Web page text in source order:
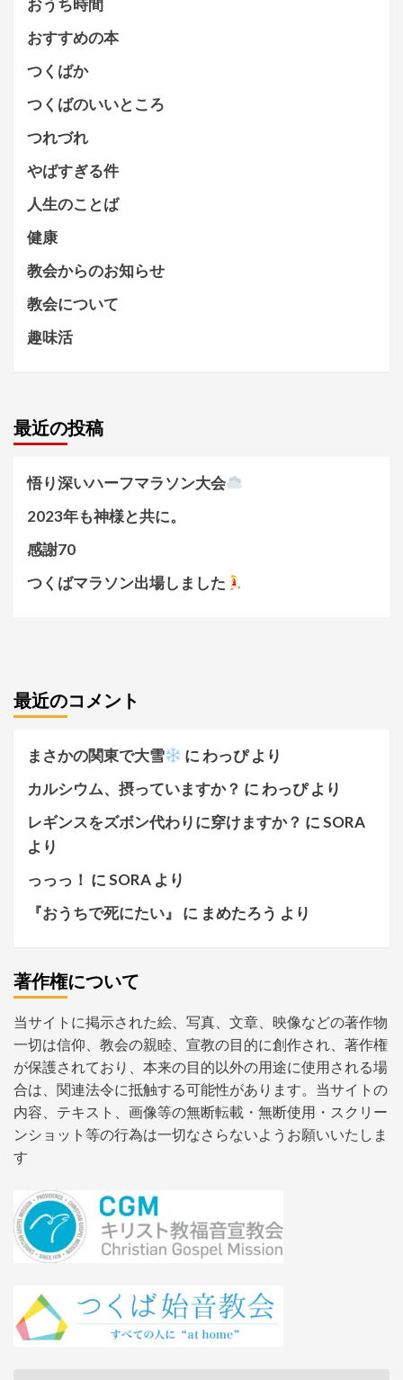
おうち時間
おすすめの本
つくばか
つくばのいいところ
つれづれ
やばすぎる件
人生のことば
健康
教会からのお知らせ
教会について
趣味活
最近の投稿
悟り深いハーフマラソン大会
2023年も神様と共に。
感謝70
つくばマラソン出場しました
最近のコメント
まさかの関東で大雪 にわっぴより
カルシウム、摂っていますか？ にわっぴより
レギンスをズボン代わりに穿けますか？ にSORA
より
っっっ！ にSORA より
『おうちで死にたい』
に まめたろう より
著作権について
当サイトに掲示された絵、写真、文章、映像などの著作物
一切は信仰、教会の親睦、宣教の目的に創作され、著作権
が保護されており、本来の目的以外の用途に使用される場
合は、関連法令に抵触する可能性があります。当サイトの
内容、テキスト、画像等の無断転載・無断使用・スクリー
ンショット等の行為は一切なさらないようお願いいたしま
す